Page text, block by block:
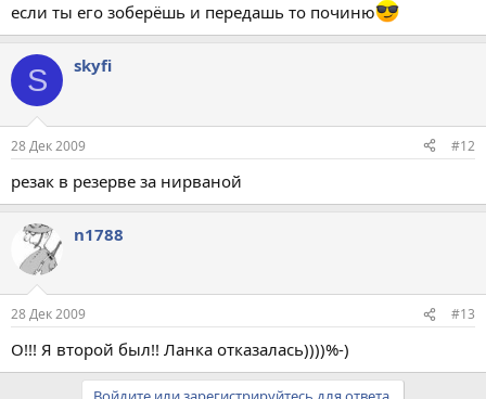
если ты его зоберёшь и передашь то починю
S skyfi
28 Дек 2009 #12
резак в резерве за нирваной
n1788
28 Дек 2009 #13
О!!! Я второй был!! Ланка отказалась))))%-)